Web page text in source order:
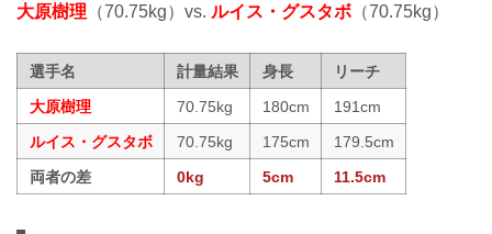
大原樹理 （70.75kg）vs. ルイス・グスタボ （70.75kg）
選手名 計量結果 身長
リーチ
大原樹理
70.75kg 180cm
191cm
ルイス・グスタボ
70.75kg 175cm
179.5cm
両者の差
0kg 5cm 11.5cm